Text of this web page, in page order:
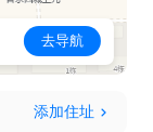
去导航
添加住址